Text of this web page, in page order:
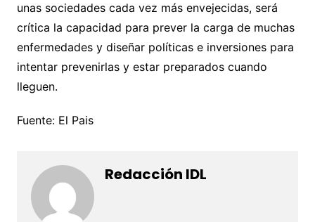
unas sociedades cada vez más envejecidas, será
crítica la capacidad para prever la carga de muchas
enfermedades y diseñar políticas e inversiones para
intentar prevenirlas y estar preparados cuando
lleguen.
Fuente: El Pais
Redacción IDL